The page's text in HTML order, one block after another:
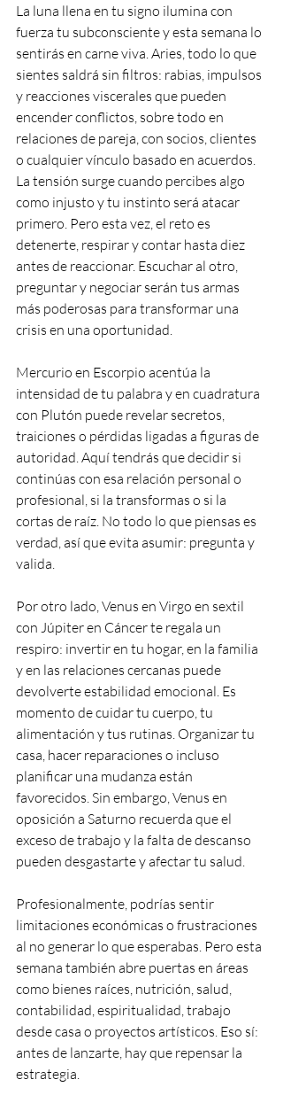
La luna llena en tu signo ilumina con
fuerza tu subconsciente y esta semana lo
sentirás en carne viva. Aries, todo lo que
sientes saldrá sin filtros: rabias, impulsos
y reacciones viscerales que pueden
encender conflictos, sobre todo en
relaciones de pareja, con socios, clientes
o cualquier vínculo basado en acuerdos.
La tensión surge cuando percibes algo
como injusto y tu instinto será atacar
primero. Pero esta vez, el reto es
detenerte, respirar y contar hasta diez
antes de reaccionar. Escuchar al otro,
preguntar y negociar serán tus armas
más poderosas para transformar una
crisis en una oportunidad.
Mercurio en Escorpio acentúa la
intensidad de tu palabra y en cuadratura
con Plutón puede revelar secretos,
traiciones o pérdidas ligadas a figuras de
autoridad. Aquí tendrás que decidir si
continúas con esa relación personal o
profesional, si la transformas o si la
cortas de raíz. No todo lo que piensas es
verdad, así que evita asumir: pregunta y
valida.
Por otro lado, Venus en Virgo en sextil
con Júpiter en Cáncer te regala un
respiro: invertir en tu hogar, en la familia
y en las relaciones cercanas puede
devolverte estabilidad emocional. Es
momento de cuidar tu cuerpo, tu
alimentación y tus rutinas. Organizar tu
casa, hacer reparaciones o incluso
planificar una mudanza están
favorecidos. Sin embargo, Venus en
oposición a Saturno recuerda que el
exceso de trabajo y la falta de descanso
pueden desgastarte y afectar tu salud.
Profesionalmente, podrías sentir
limitaciones económicas o frustraciones
al no generar lo que esperabas. Pero esta
semana también abre puertas en áreas
como bienes raíces, nutrición, salud,
contabilidad, espiritualidad, trabajo
desde casa o proyectos artísticos. Eso sí:
antes de lanzarte, hay que repensar la
estrategia.